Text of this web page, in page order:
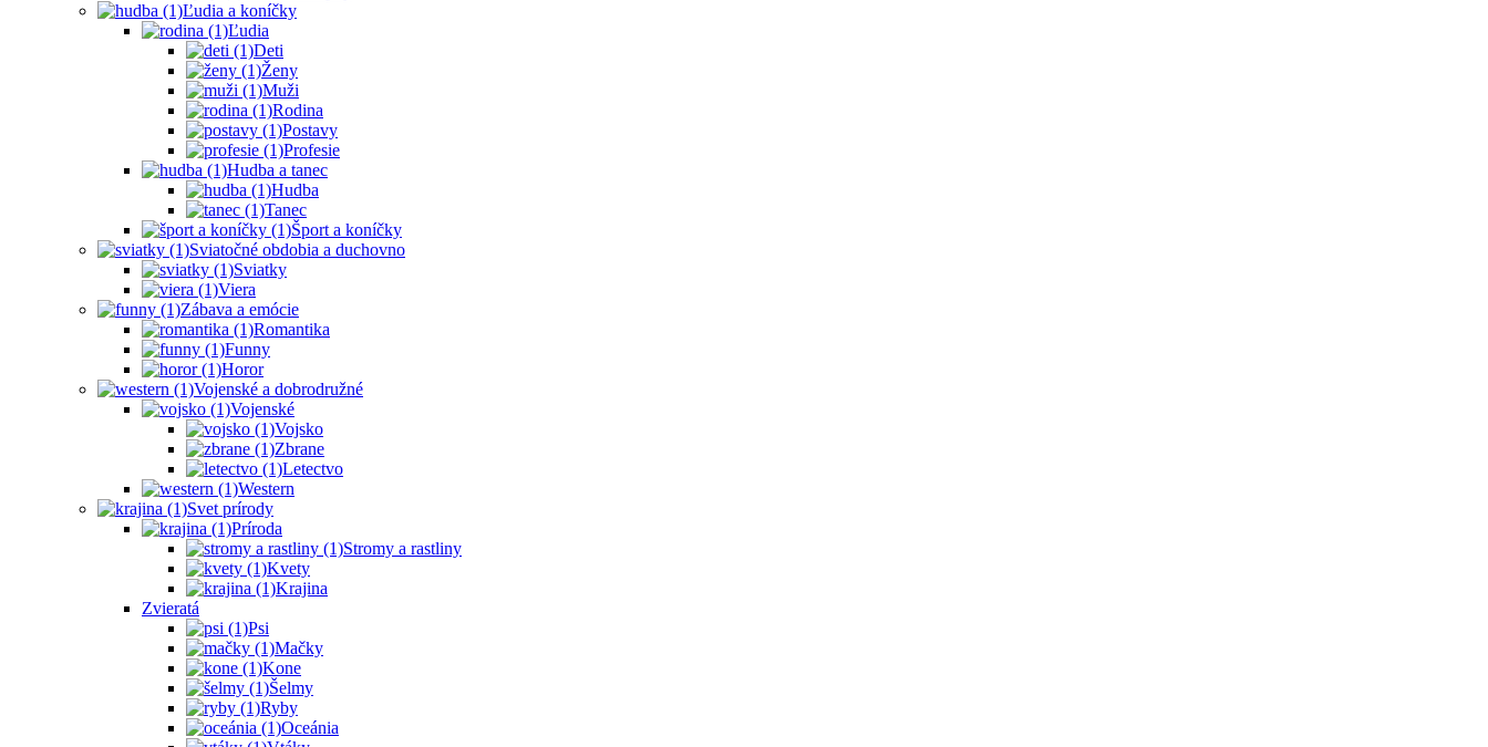
Ľudia a koníčky
Ľudia
Deti
Ženy
Muži
Rodina
Postavy
Profesie
Hudba a tanec
Hudba
Tanec
Šport a koníčky
Sviatočné obdobia a duchovno
Sviatky
Viera
Zábava a emócie
Romantika
Funny
Horor
Vojenské a dobrodružné
Vojenské
Vojsko
Zbrane
Letectvo
Western
Svet prírody
Príroda
Stromy a rastliny
Kvety
Krajina
Zvieratá
Psi
Mačky
Kone
Šelmy
Ryby
Oceánia